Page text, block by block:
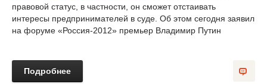
правовой статус, в частности, он сможет отстаивать
интересы предпринимателей в суде. Об этом сегодня заявил
на форуме «Россия-2012» премьер Владимир Путин
Подробнее